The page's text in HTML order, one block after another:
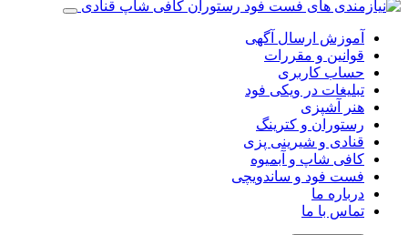
آموزش ارسال آگهی
قوانین و مقررات
حساب کاربری
تبلیغات در ویکی فود
هنر آشپزی
رستوران و کترینگ
قنادی و شیرینی پزی
کافی شاپ و آبمیوه
فست فود و ساندویچی
درباره ما
تماس با ما